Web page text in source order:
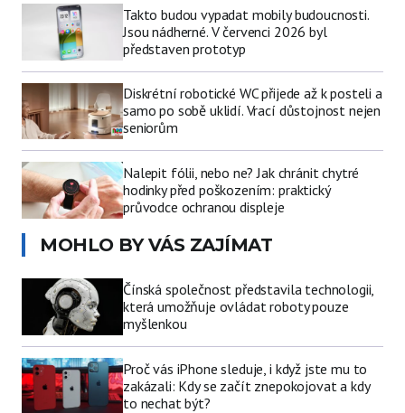
Takto budou vypadat mobily budoucnosti.
Jsou nádherné. V červenci 2026 byl
představen prototyp
Diskrétní robotické WC přijede až k posteli a
samo po sobě uklidí. Vrací důstojnost nejen
seniorům
Nalepit fólii, nebo ne? Jak chránit chytré
hodinky před poškozením: praktický
průvodce ochranou displeje
MOHLO BY VÁS ZAJÍMAT
Čínská společnost představila technologii,
která umožňuje ovládat roboty pouze
myšlenkou
Proč vás iPhone sleduje, i když jste mu to
zakázali: Kdy se začít znepokojovat a kdy
to nechat být?